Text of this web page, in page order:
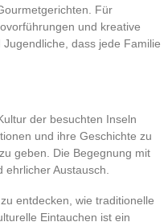
Für
und kreative
dass jede Familie
der besuchten Inseln
und ihre Geschichte zu
geben. Die Begegnung mit
Austausch.
entdecken, wie traditionelle
Eintauchen ist ein